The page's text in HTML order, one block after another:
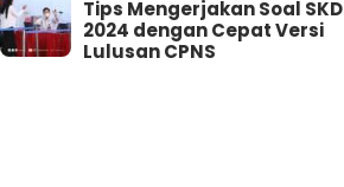
Tips Mengerjakan Soal SKD
2024 dengan Cepat Versi
Lulusan CPNS